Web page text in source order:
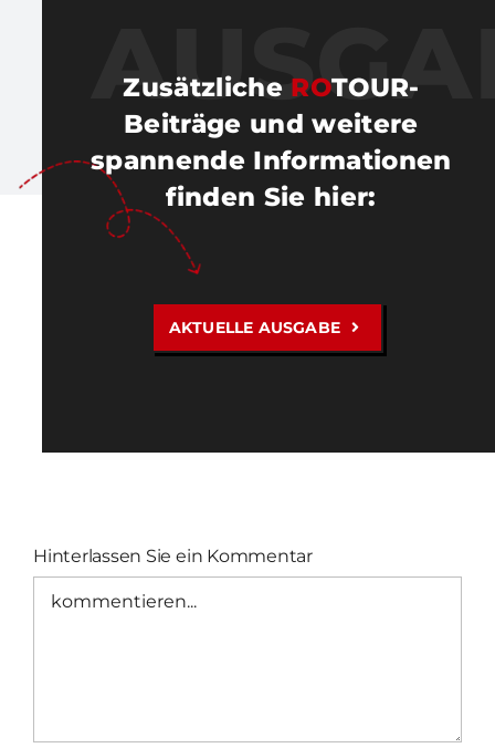
Zusätzliche ROTOUR-
Beiträge und weitere
spannende Informationen
finden Sie hier:
AKTUELLE AUSGABE
Hinterlassen Sie ein Kommentar
Kommentar